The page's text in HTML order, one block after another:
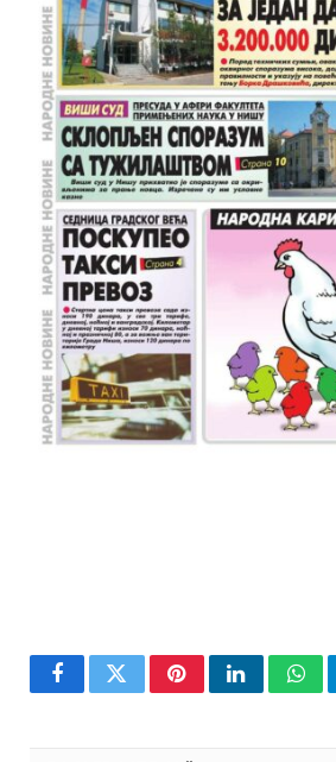
FacebookTwitterPinterestLinkedIn